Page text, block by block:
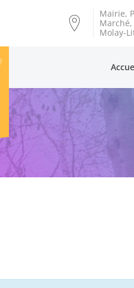
Mairie,
Marché,
Molay-